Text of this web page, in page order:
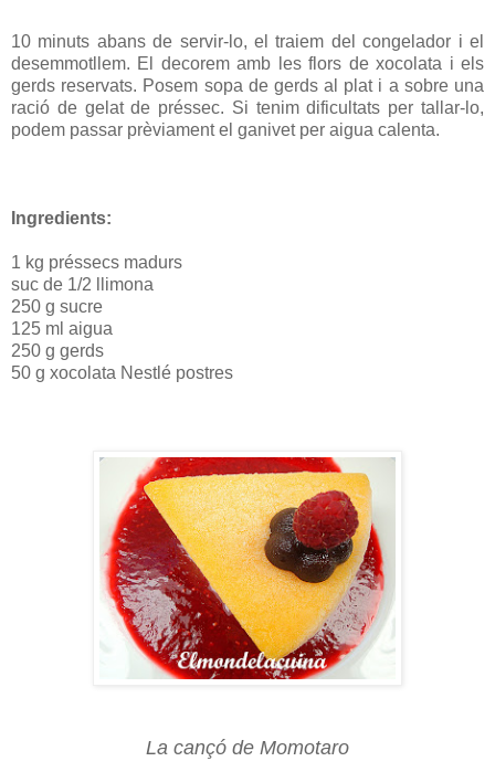
10 minuts abans de servir-lo, el traiem del congelador i el
desemmotllem. El decorem amb les flors de xocolata i els
gerds reservats. Posem sopa de gerds al plat i a sobre una
ració de gelat de préssec. Si tenim dificultats per tallar-lo,
podem passar prèviament el ganivet per aigua calenta.
Ingredients:
1 kg préssecs madurs
suc de 1/2 llimona
250 g sucre
125 ml aigua
250 g gerds
50 g xocolata Nestlé postres
La cançó de Momotaro